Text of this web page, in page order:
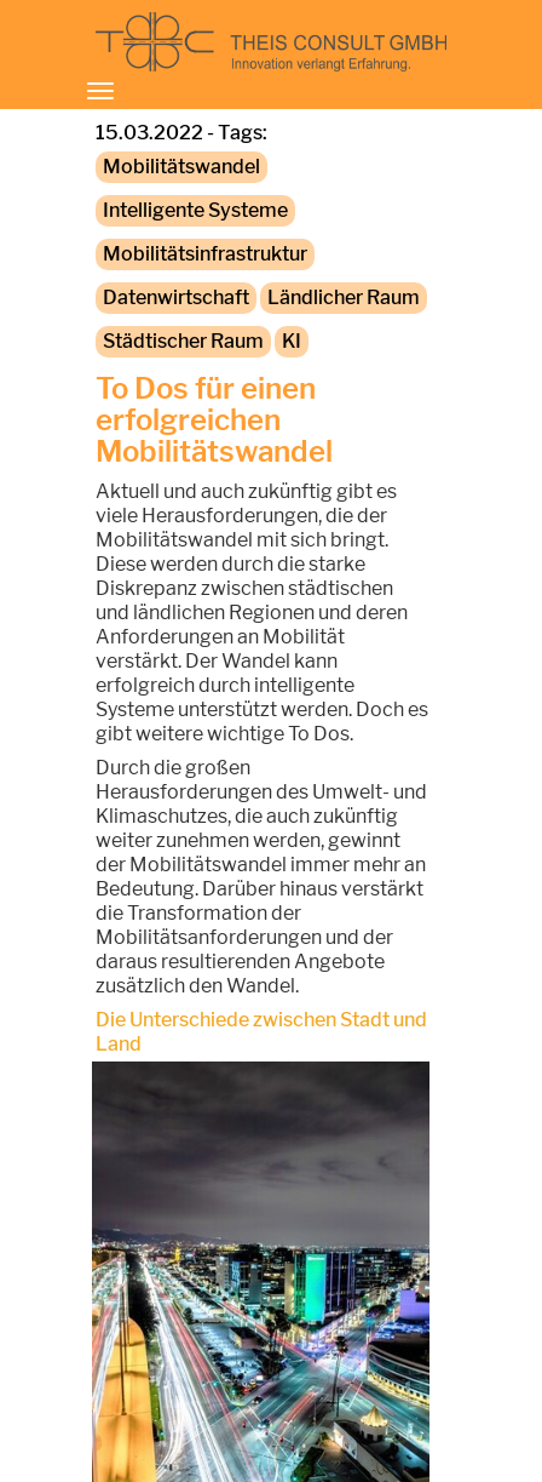
Toggle
navigation
15.03.2022 - Tags:
Mobilitätswandel
Intelligente Systeme
Mobilitätsinfrastruktur
Datenwirtschaft
Ländlicher Raum
Städtischer Raum
KI
To Dos für einen
erfolgreichen
Mobilitätswandel
Aktuell und auch zukünftig gibt es
viele Herausforderungen, die der
Mobilitätswandel mit sich bringt.
Diese werden durch die starke
Diskrepanz zwischen städtischen
und ländlichen Regionen und deren
Anforderungen an Mobilität
verstärkt. Der Wandel kann
erfolgreich durch intelligente
Systeme unterstützt werden. Doch es
gibt weitere wichtige To Dos.
Durch die großen
Herausforderungen des Umwelt- und
Klimaschutzes, die auch zukünftig
weiter zunehmen werden, gewinnt
der Mobilitätswandel immer mehr an
Bedeutung. Darüber hinaus verstärkt
die Transformation der
Mobilitätsanforderungen und der
daraus resultierenden Angebote
zusätzlich den Wandel.
Die Unterschiede zwischen Stadt und
Land